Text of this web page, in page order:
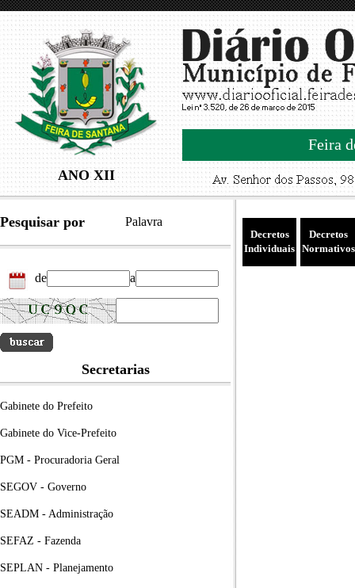
ANO XII
Feira
Pesquisar por Palavra
de a
Secretarias
Gabinete do Prefeito
Gabinete do Vice-Prefeito
PGM - Procuradoria Geral
SEGOV - Governo
SEADM - Administração
SEFAZ - Fazenda
SEPLAN - Planejamento
Decretos
Individuais
Decretos
Normativos